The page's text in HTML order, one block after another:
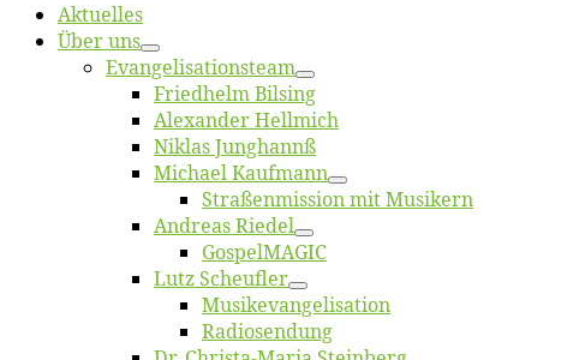
Ak­tu­el­les
Über uns
Evangelisa­tions­team
Fried­helm Bilsing
Alex­an­der Hellmich
Ni­klas Junghannß
Mi­cha­el Kaufmann
Straßenmis­sion mit Musikern
An­dre­as Riedel
Gos­pel­MA­GIC
Lutz Scheuf­ler
Musikevan­ge­li­sa­tion
Ra­dio­sen­dung